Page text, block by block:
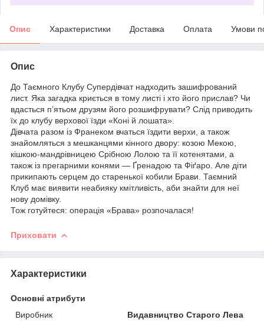
Опис Характеристики Доставка Оплата Умови
Опис
До Таємного Клубу Супердівчат надходить зашифрований
лист. Яка загадка криється в тому листі і хто його прислав? Чи
вдасться п’ятьом друзям його розшифрувати? Слід приводить
їх до клубу верхової їзди «Коні й лошата».
Дівчата разом із Франеком вчаться їздити верхи, а також
знайомляться з мешканцями кінного двору: козою Мекою,
кішкою-мандрівницею Срібною Лолою та її котенятами, а
також із прегарними конями — Ґренадою та Фіґаро. Але діти
прикипають серцем до старенької кобили Брави. Таємний
Клуб має виявити неабияку кмітливість, аби знайти для неї
нову домівку.
Тож готуйтеся: операція «Брава» розпочалася!
Приховати
Характеристики
Основні атрибути
Виробник
Видавництво Старого Лева